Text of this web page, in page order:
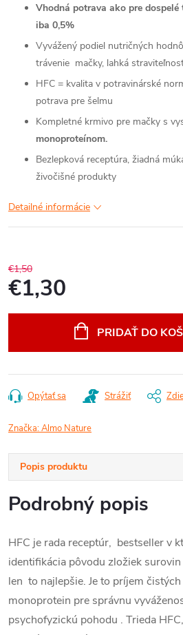
Vhodná potrava ako pre
iba 0,5%
Vyvážený podiel nutričných
trávenie mačky, lahká
HFC = kvalita v potravinárské
potrava pre šelmu
Kompletné krmivo pre mačky s
monoproteínom.
Bezlepková receptúra, žiadná
živočišné produkty
Detailné informácie
€1,50
€1,30
PRIDAŤ DO
Opýtať sa Strážiť
Značka:Almo Nature
Popis produktu
Podrobný popis
HFC je rada receptúr, bestseller v
identifikácia pôvodu zložiek
len to najlepšie. Je to príjem
monoprotein pre správnu
psychofyzickú pohodu . Trieda